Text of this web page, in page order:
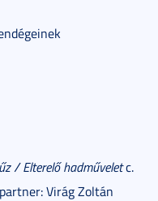
z / Elterelő hadműveletc.
Virág Zoltán